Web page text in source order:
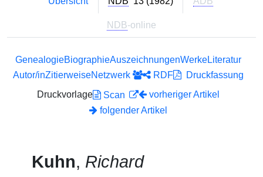
NDB-online
GenealogieBiographieAuszeichnungenWerkeLiteratur
Autor/inZitierweiseNetzwerk RDF
Druckfassung
Druckvorlage
Scan
vorheriger Artikel
folgender Artikel
Kuhn, Richard